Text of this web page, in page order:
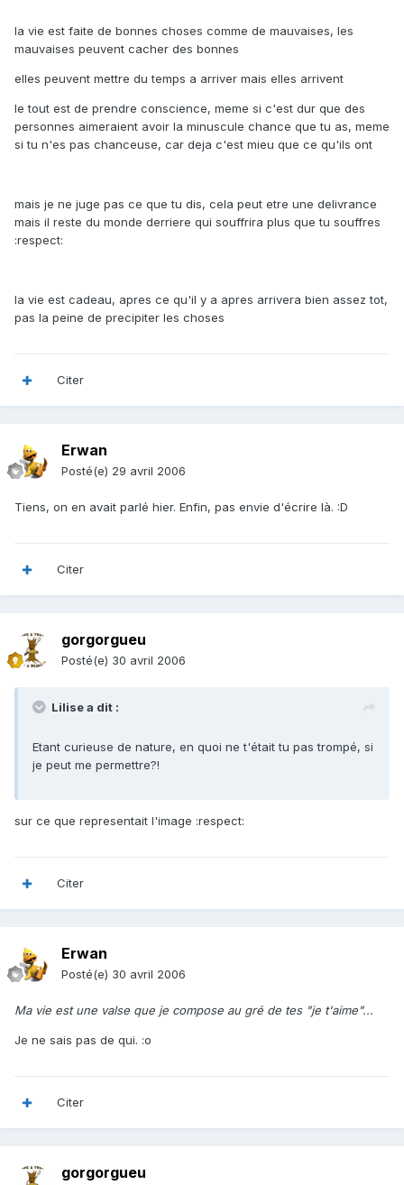
la vie est faite de bonnes choses comme de mauvaises, les
mauvaises peuvent cacher des bonnes
elles peuvent mettre du temps a arriver mais elles arrivent
le tout est de prendre conscience, meme si c'est dur que des
personnes aimeraient avoir la minuscule chance que tu as, meme
si tu n'es pas chanceuse, car deja c'est mieu que ce qu'ils ont
mais je ne juge pas ce que tu dis, cela peut etre une delivrance
mais il reste du monde derriere qui souffrira plus que tu souffres
:respect:
la vie est cadeau, apres ce qu'il y a apres arrivera bien assez tot,
pas la peine de precipiter les choses
Citer
Erwan
Posté(e) 29 avril 2006
Tiens, on en avait parlé hier. Enfin, pas envie d'écrire là. :D
Citer
gorgorgueu
Posté(e) 30 avril 2006
Lilise a dit :
Etant curieuse de nature, en quoi ne t'était tu pas trompé, si
je peut me permettre?!
sur ce que representait l'image :respect:
Citer
Erwan
Posté(e) 30 avril 2006
Ma vie est une valse que je compose au gré de tes "je t'aime"...
Je ne sais pas de qui. :o
Citer
gorgorgueu